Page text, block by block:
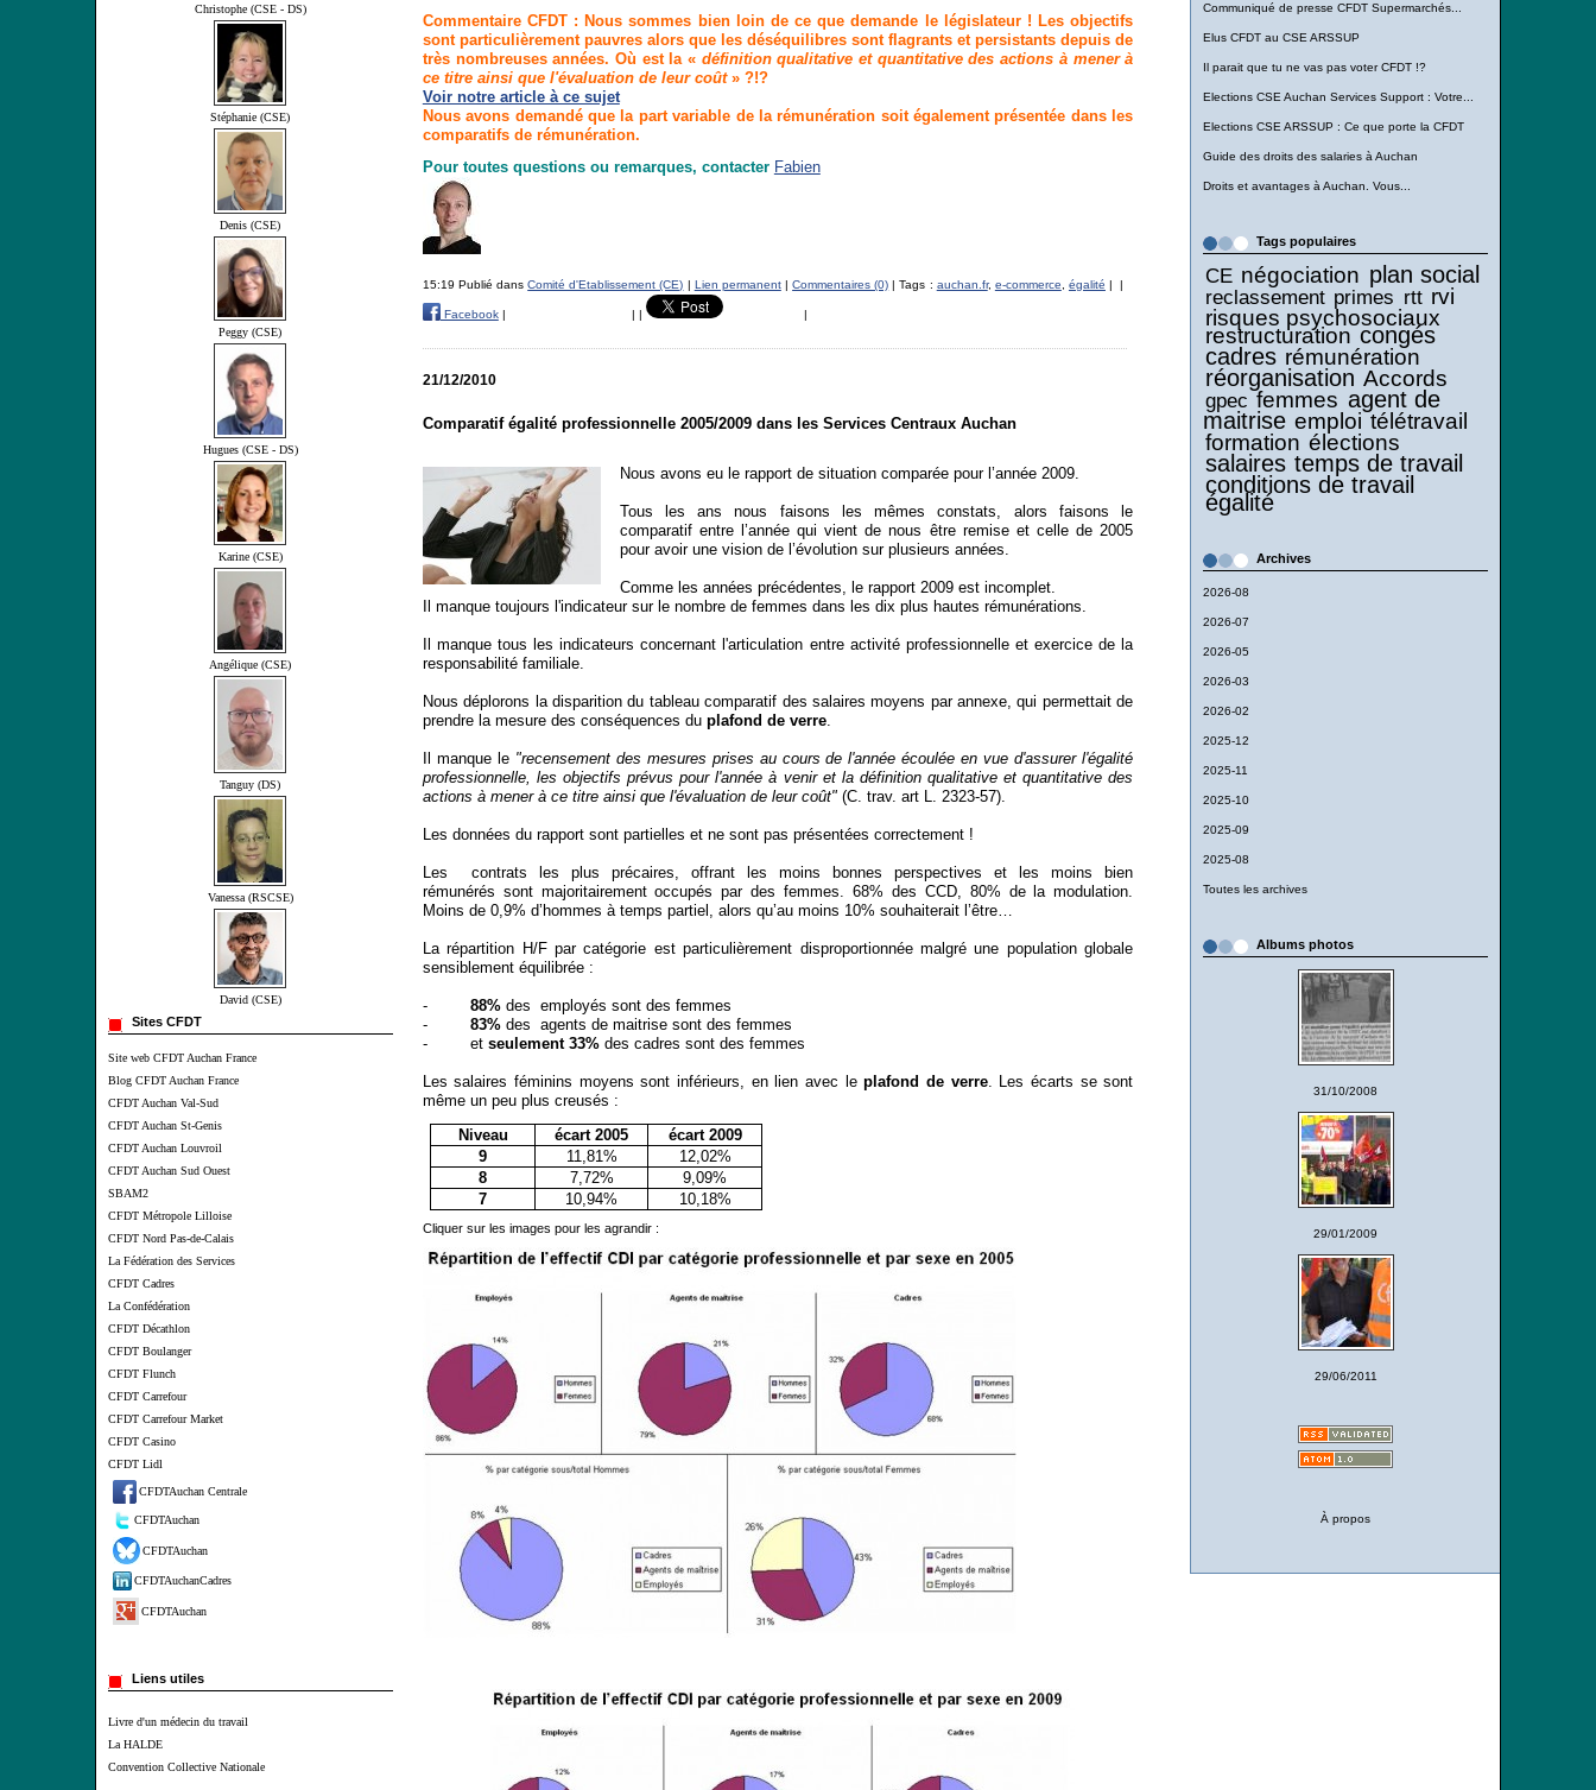
Christophe (CSE - DS)
Stéphanie (CSE)
Denis (CSE)
Peggy (CSE)
Hugues (CSE - DS)
Karine (CSE)
Angélique (CSE)
Tanguy (DS)
Vanessa (RSCSE)
David (CSE)
Sites CFDT
Site web CFDT Auchan France
Blog CFDT Auchan France
CFDT Auchan Val-Sud
CFDT Auchan St-Genis
CFDT Auchan Louvroil
CFDT Auchan Sud Ouest
SBAM2
CFDT Métropole Lilloise
CFDT Nord Pas-de-Calais
La Fédération des Services
CFDT Cadres
La Confédération
CFDT Décathlon
CFDT Boulanger
CFDT Flunch
CFDT Carrefour
CFDT Carrefour Market
CFDT Casino
CFDT Lidl
CFDTAuchan Centrale
CFDTAuchan
CFDTAuchan
CFDTAuchanCadres
CFDTAuchan
Liens utiles
Livre d'un médecin du travail
La HALDE
Convention Collective Nationale
Communiqué de presse CFDT Supermarchés...
Elus CFDT au CSE ARSSUP
Il parait que tu ne vas pas voter CFDT !?
Elections CSE Auchan Services Support : Votre...
Elections CSE ARSSUP : Ce que porte la CFDT
Guide des droits des salaries à Auchan
Droits et avantages à Auchan. Vous...
Tags populaires
CE négociation plan social
reclassement primes rtt rvi
risques psychosociaux
restructuration congés
cadres rémunération
réorganisation Accords
gpec femmes agent de
maitrise emploi télétravail
formation élections
salaires temps de travail
conditions de travail
égalité
Archives
2026-08
2026-07
2026-05
2026-03
2026-02
2025-12
2025-11
2025-10
2025-09
2025-08
Toutes les archives
Albums photos
31/10/2008
29/01/2009
29/06/2011
À propos
Commentaire CFDT : Nous sommes bien loin de ce que demande le législateur ! Les objectifs
sont particulièrement pauvres alors que les déséquilibres sont flagrants et persistants depuis de
très nombreuses années. Où est la « définition qualitative et quantitative des actions à mener à
ce titre ainsi que l'évaluation de leur coût » ?!?
Voir notre article à ce sujet
Nous avons demandé que la part variable de la rémunération soit également présentée dans les
comparatifs de rémunération.
Pour toutes questions ou remarques, contacter Fabien
15:19 Publié dansComité d'Etablissement (CE) | Lien permanent|Commentaires (0) | Tags : auchan.fr, e-commerce égalité | |
Facebook| | | |
21/12/2010
Comparatif égalité professionnelle 2005/2009 dans les Services Centraux Auchan
Nous avons eu le rapport de situation comparée pour l’année 2009.
Tous les ans nous faisons les mêmes constats, alors faisons le
comparatif entre l’année qui vient de nous être remise et celle de 2005
pour avoir une vision de l’évolution sur plusieurs années.
Comme les années précédentes, le rapport 2009 est incomplet.
Il manque toujours l'indicateur sur le nombre de femmes dans les dix plus hautes rémunérations.
Il manque tous les indicateurs concernant l'articulation entre activité professionnelle et exercice de la
responsabilité familiale.
Nous déplorons la disparition du tableau comparatif des salaires moyens par annexe, qui permettait de
prendre la mesure des conséquences du plafond de verre.
Il manque le "recensement des mesures prises au cours de l'année écoulée en vue d'assurer l'égalité
professionnelle, les objectifs prévus pour l'année à venir et la définition qualitative et quantitative des
actions à mener à ce titre ainsi que l'évaluation de leur coût"(C. trav. art L. 2323-57).
Les données du rapport sont partielles et ne sont pas présentées correctement !
Les
contrats les plus précaires, offrant les moins bonnes perspectives et les moins bien
rémunérés sont majoritairement occupés par des femmes. 68% des CCD, 80% de la modulation.
Moins de 0,9% d’hommes à temps partiel, alors qu’au moins 10% souhaiterait l’être…
La répartition H/F par catégorie est particulièrement disproportionnée malgré une population globale
sensiblement équilibrée :
- 88%des employés sont des femmes
- 83%des agents de maitrise sont des femmes
- et seulement 33%des cadres sont des femmes
Les salaires féminins moyens sont inférieurs, en lien avec leplafond de verre. Les écarts se sont
même un peu plus creusés :
Niveau
écart 2005
écart 2009
9
11,81%
12,02%
8
7,72%
9,09%
7
10,94% 10,18%
Cliquer sur les images pour les agrandir :